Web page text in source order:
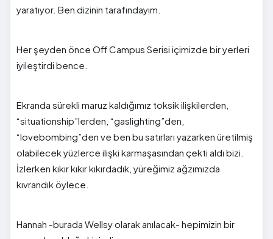
yaratıyor. Ben dizinin tarafındayım.
Her şeyden önce Off Campus Serisi içimizde bir yerleri
iyileştirdi bence.
Ekranda sürekli maruz kaldığımız toksik ilişkilerden,
“situationship”lerden, “gaslighting”den,
“lovebombing”den ve ben bu satırları yazarken üretilmiş
olabilecek yüzlerce ilişki karmaşasından çekti aldı bizi.
İzlerken kıkır kıkır kıkırdadık, yüreğimiz ağzımızda
kıvrandık öylece.
Hannah -burada Wellsy olarak anılacak- hepimizin bir